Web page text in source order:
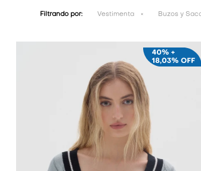
Filtrando por: Vestimenta Buzos y